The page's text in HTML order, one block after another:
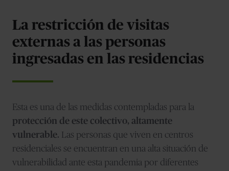
La restricción de visitas
externas a las personas
ingresadas en las residencias
Esta es una de las medidas contempladas para la
protección de este colectivo, altamente
vulnerable.
Las personas que viven en centros
residenciales se encuentran en una alta situación de
vulnerabilidad ante esta pandemia por diferentes